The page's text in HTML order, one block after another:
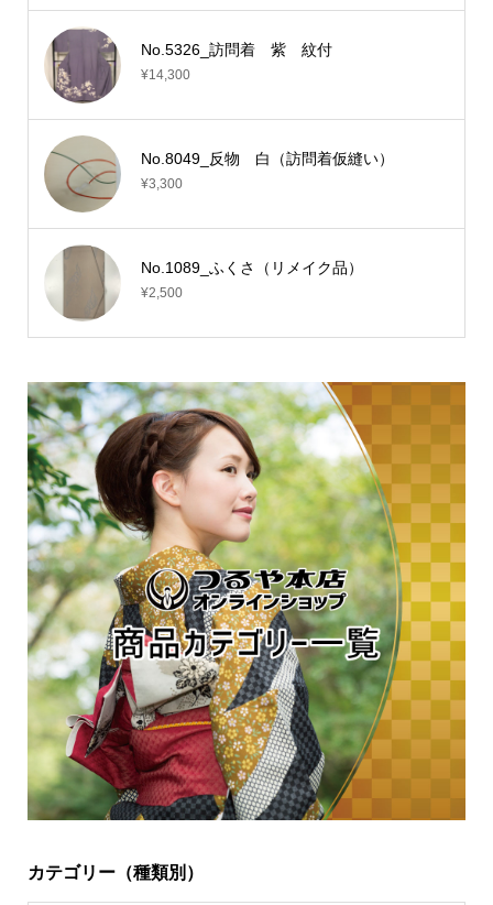
No.5326_訪問着 紫 紋付
¥14,300
No.8049_反物 白（訪問着仮縫い）
¥3,300
No.1089_ふくさ（リメイク品）
¥2,500
カテゴリー（種類別）